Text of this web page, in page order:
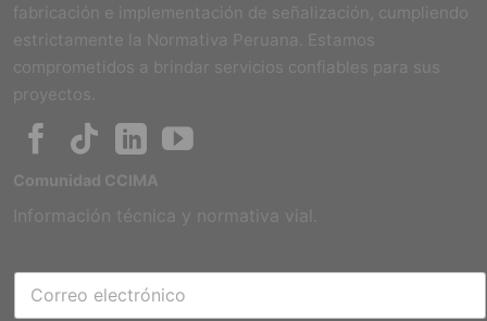
fabricación e implementación de señalización, cumpliendo
estrictamente la Normativa Peruana. Estamos
comprometidos a brindar servicios confiables para sus
proyectos.
Comunidad CCIMA
Información técnica y normativa vial.